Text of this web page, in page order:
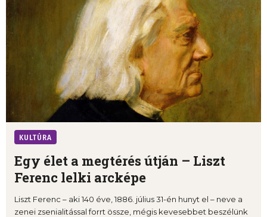
KULTÚRA
Egy élet a megtérés útján – Liszt
Ferenc lelki arcképe
Liszt Ferenc – aki 140 éve, 1886. július 31-én hunyt el – neve a
zenei zsenialitással forrt össze, mégis kevesebbet beszélünk